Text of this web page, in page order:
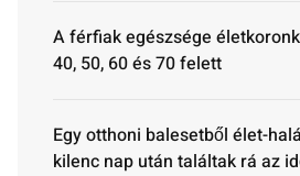
A férfiak egészsége
40, 50, 60 és 70 felett
Egy otthoni balesetből élet-
kilenc nap után találtak rá az